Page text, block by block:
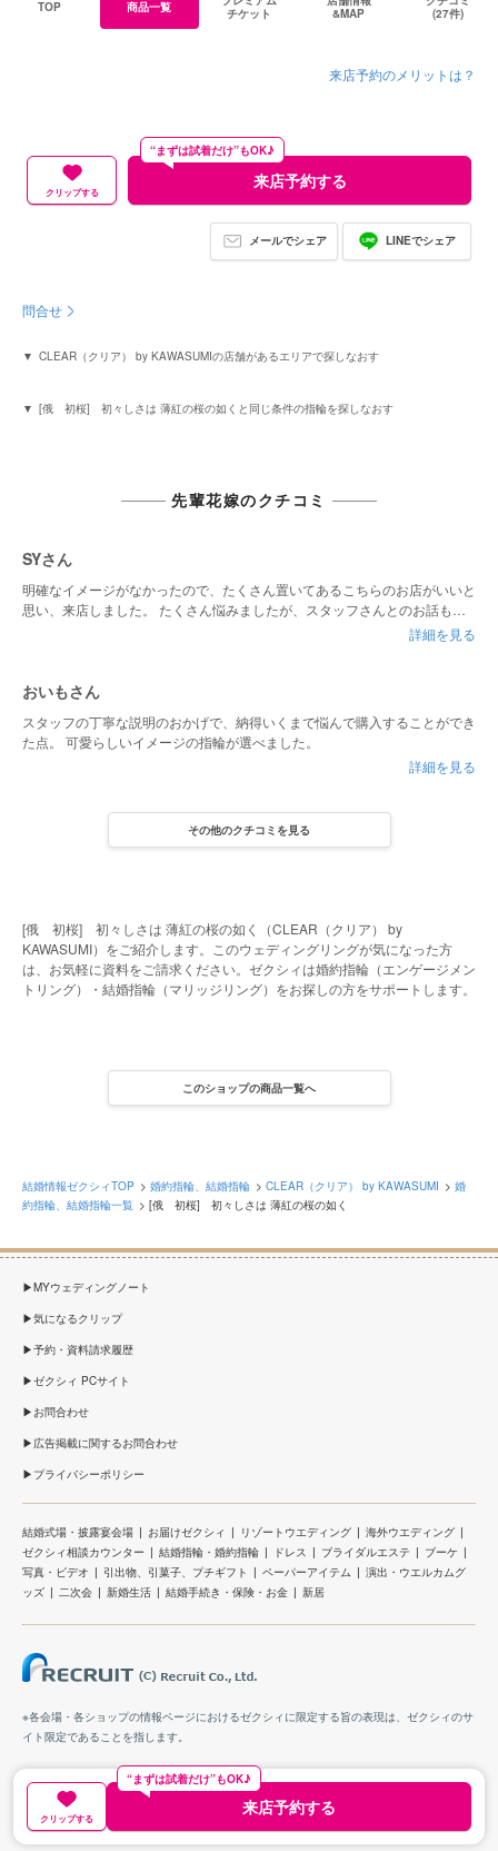
クリップする
来店予約する
“まずは試着だけ”もOK♪
TOP 商品一覧
チケット
&MAP
(27件)
来店予約のメリットは？
クリップする
来店予約する
“まずは試着だけ”もOK♪
メールでシェア LINEでシェア
問合せ
CLEAR（クリア） by KAWASUMIの店舗があるエリアで探しなおす
[俄 初桜] 初々しさは 薄紅の桜の如くと同じ条件の指輪を探しなおす
先輩花嫁のクチコミ
SYさん
明確なイメージがなかったので、たくさん置いてあるこちらのお店がいいと
思い、来店しました。 たくさん悩みましたが、スタッフさんとのお話も楽
詳細を見る
おいもさん
スタッフの丁寧な説明のおかげで、納得いくまで悩んで購入することができ
た点。 可愛らしいイメージの指輪が選べました。
詳細を見る
その他のクチコミを見る
[俄 初桜] 初々しさは 薄紅の桜の如く（CLEAR（クリア） by
KAWASUMI）をご紹介します。このウェディングリングが気になった方
は、お気軽に資料をご請求ください。ゼクシィは婚約指輪（エンゲージメン
トリング）・結婚指輪（マリッジリング）をお探しの方をサポートします。
このショップの商品一覧へ
結婚情報ゼクシィTOP 婚約指輪、結婚指輪 CLEAR（クリア） by KAWASUMI
婚
約指輪、結婚指輪一覧
[俄 初桜] 初々しさは 薄紅の桜の如く
MYウェディングノート
気になるクリップ
予約・資料請求履歴
ゼクシィ PCサイト
お問合わせ
広告掲載に関するお問合わせ
プライバシーポリシー
結婚式場・披露宴会場 お届けゼクシィ リゾートウエディング
海外ウエディング
ゼクシィ相談カウンター
結婚指輪・婚約指輪 ドレス ブライダルエステ
ブーケ
写真・ビデオ
引出物、引菓子、プチギフト ペーパーアイテム
演出・ウエルカムグ
ッズ
二次会 新婚生活 結婚手続き・保険・お金 新居
※各会場・各ショップの情報ページにおけるゼクシィに限定する旨の表現は、ゼクシィのサ
イト限定であることを指します。